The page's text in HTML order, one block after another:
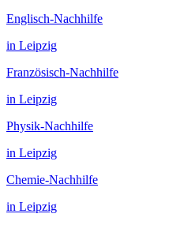
Englisch-Nachhilfe
in Leipzig
Französisch-Nachhilfe
in Leipzig
Physik-Nachhilfe
in Leipzig
Chemie-Nachhilfe
in Leipzig